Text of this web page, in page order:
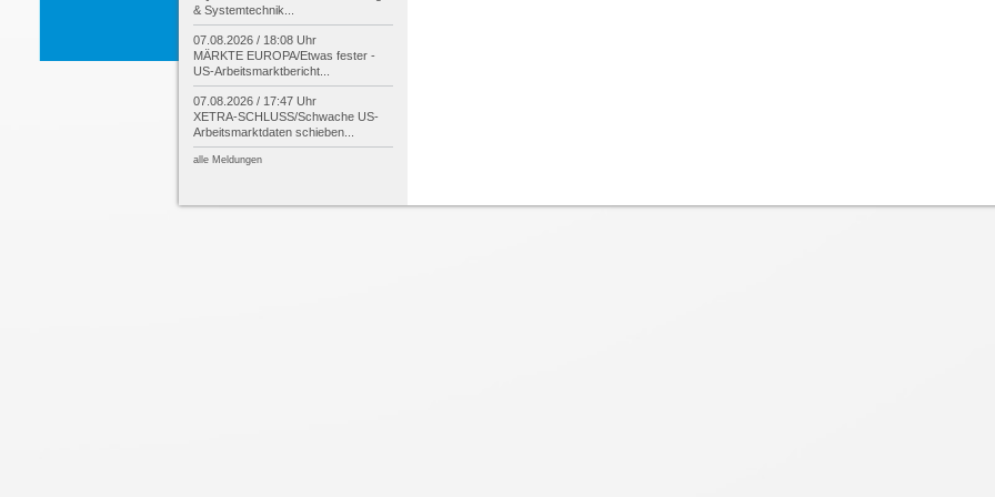
& Systemtechnik...
07.08.2026 / 18:08 Uhr
MÄRKTE EUROPA/Etwas fester -
US-Arbeitsmarktbericht...
07.08.2026 / 17:47 Uhr
XETRA-SCHLUSS/Schwache US-
Arbeitsmarktdaten schieben...
alle Meldungen